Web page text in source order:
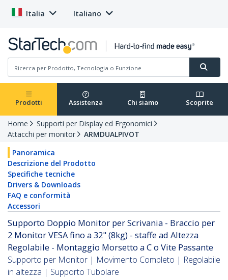
Italia Italiano
Prodotti Assistenza Chi siamo Scoprite
Home
Supporti per Display ed Ergonomici
Attacchi per monitor
ARMDUALPIVOT
Panoramica
Descrizione del Prodotto
Specifiche tecniche
Drivers & Downloads
FAQ e conformità
Accessori
Supporto Doppio Monitor per Scrivania - Braccio per
2 Monitor VESA fino a 32" (8kg) - staffe ad Altezza
Regolabile - Montaggio Morsetto a C o Vite Passante
Supporto per Monitor | Movimento Completo | Regolabile
in altezza | Supporto Tubolare